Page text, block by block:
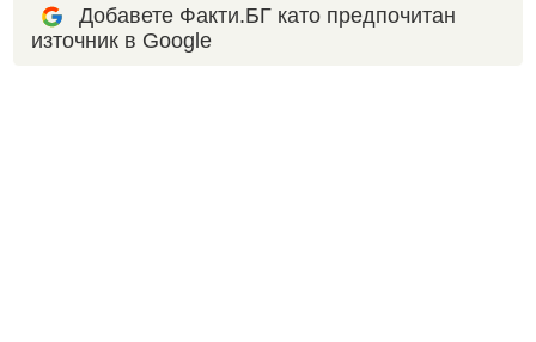
Добавете Факти.БГ като предпочитан
източник в Google